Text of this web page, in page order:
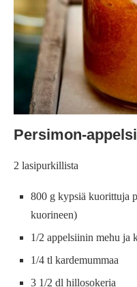
Persimon-
2 lasipurkillista
800 g kypsiä kuorittuja
kuorineen)
1/2 appelsiinin mehu ja
1/4 tl kardemummaa
3 1/2 dl hillosokeria